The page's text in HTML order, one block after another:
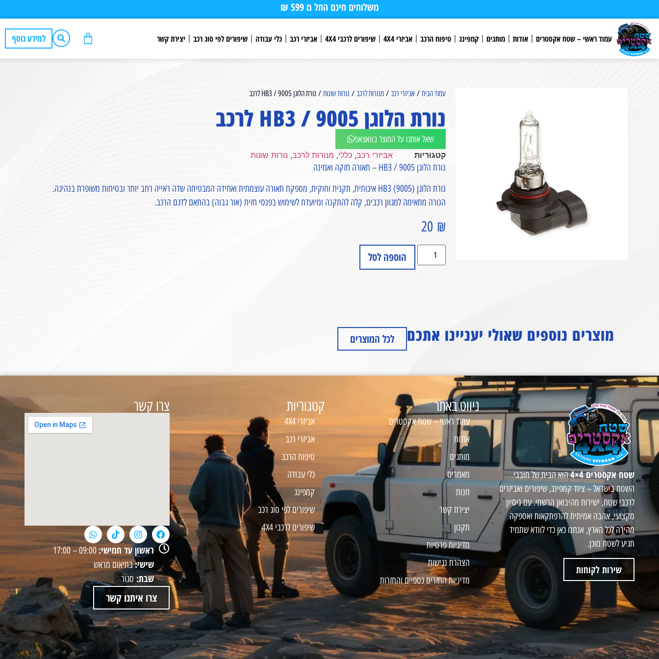
משלוחים חינם החל מ 599 ₪
עמוד ראשי – שטח אקסטרים אודות מותגים קמפינג טיפוח הרכב אביזרי 4X4 שיפורים לרכבי 4X4 אביזרי רכב כלי עבודה שיפורים לפי סוג רכב יצירת קשר למידע נוסף
עמוד הבית/ אביזרי רכב/ מנורות לרכב/ נורות שונות/ נורת הלוגן HB3 / 9005 לרכב
נורת הלוגן HB3 / 9005 לרכב
שאל אותנו על המוצר בוואצאפ
קטגוריות אביזרי רכב, כללי, מנורות לרכב, נורות שונות
נורת הלוגן HB3 / 9005 – תאורה חזקה ואמינה
נורת הלוגן HB3 (9005) איכותית, תקנית וחוקית, מספקת תאורה עוצמתית ואחידה המבטיחה שדה ראייה רחב יותר ובטיחות משופרת בנהיגה.
הנורה מתאימה למגוון רכבים, קלה להתקנה ומיועדת לשימוש בפנסי חזית (אור גבוה) בהתאם לדגם הרכב.
20 ₪
הוספה לסל
מוצרים נוספים שאולי יעניינו אתכם לכל המוצרים
שטח אקסטרים 4×4
הוא הבית של חובבי
השטח בישראל – ציוד קמפינג, שיפורים ואביזרים
לרכבי שטח, ישירות מהיבואן הרשמי. עם ניסיון
מקצועי, אהבה אמיתית להרפתקאות ואספקה
מהירה לכל הארץ, אנחנו כאן כדי לוודא שתמיד
תגיע לשטח מוכן.
שירות לקוחות
ניווט באתר
עמוד ראשי – שטח אקסטרים
אודות
מותגים
מאמרים
חנות
יצירת קשר
תקנון
מדיניות פרטיות
הצהרת נגישות
מדיניות החזרים כספיים והחזרות
קטגוריות
אביזרי 4X4
אביזרי רכב
טיפוח הרכב
כלי עבודה
קמפינג
שיפורים לפי סוג רכב
שיפורים לרכבי 4X4
צרו קשר
ראשון עד חמישי: 09:00 – 17:00
שישי:בתיאום מראש
שבת:סגור
צרו איתנו קשר